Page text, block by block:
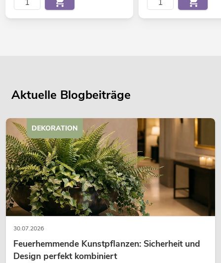
Aktuelle Blogbeiträge
30.07.2026
Feuerhemmende Kunstpflanzen: Sicherheit und
Design perfekt kombiniert
DEKORATION